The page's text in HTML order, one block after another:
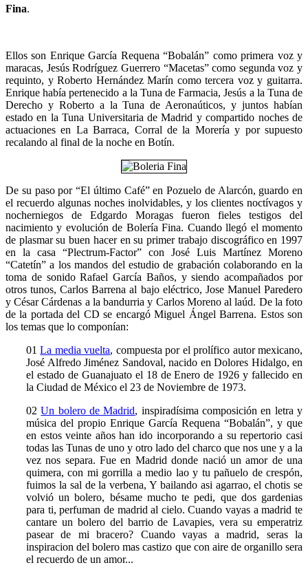
Fina.
Ellos son Enrique García Requena “Bobalán” como primera voz y
maracas, Jesús Rodríguez Guerrero “Macetas” como segunda voz y
requinto, y Roberto Hernández Marín como tercera voz y guitarra.
Enrique había pertenecido a la Tuna de Farmacia, Jesús a la Tuna de
Derecho y Roberto a la Tuna de Aeronaúticos, y juntos habían
estado en la Tuna Universitaria de Madrid y compartido noches de
actuaciones en La Barraca, Corral de la Morería y por supuesto
recalando al final de la noche en Botín.
De su paso por “El último Café” en Pozuelo de Alarcón, guardo en
el recuerdo algunas noches inolvidables, y los clientes noctívagos y
nocherniegos de Edgardo Moragas fueron fieles testigos del
nacimiento y evolución de Bolería Fina. Cuando llegó el momento
de plasmar su buen hacer en su primer trabajo discográfico en 1997
en la casa “Plectrum-Factor” con José Luis Martínez Moreno
“Catetín” a los mandos del estudio de grabación colaborando en la
toma de sonido Rafael García Baños, y siendo acompañados por
otros tunos, Carlos Barrena al bajo eléctrico, Jose Manuel Paredero
y César Cárdenas a la bandurria y Carlos Moreno al laúd. De la foto
de la portada del CD se encargó Miguel Ángel Barrena. Estos son
los temas que lo componían:
01La media vuelta, compuesta por el prolífico autor mexicano,
José Alfredo Jiménez Sandoval, nacido en Dolores Hidalgo, en
el estado de Guanajuato el 18 de Enero de 1926 y fallecido en
la Ciudad de México el 23 de Noviembre de 1973.
02Un bolero de Madrid, inspiradísima composición en letra y
música del propio Enrique García Requena “Bobalán”, y que
en estos veinte años han ido incorporando a su repertorio casi
todas las Tunas de uno y otro lado del charco que nos une y a la
vez nos separa. Fue en Madrid donde nació un amor de una
quimera, con mi gorrilla a medio lao y tu pañuelo de crespón,
fuimos la sal de la verbena, Y bailando asi agarrao, el chotis se
volvió un bolero, bésame mucho te pedi, que dos gardenias
para ti, perfuman de madrid al cielo. Cuando vayas a madrid te
cantare un bolero del barrio de Lavapies, vera su emperatriz
pasear de mi bracero? Cuando vayas a madrid, seras la
inspiracion del bolero mas castizo que con aire de organillo sera
el recuerdo de un amor...